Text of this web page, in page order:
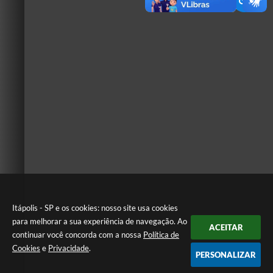
Itápolis - SP e os cookies: nosso site usa cookies
para melhorar a sua experiência de navegação. Ao
continuar você concorda com a nossa Política de
Cookies e Privacidade.
ACEITAR
PERSONALIZAR